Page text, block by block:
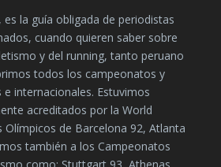
la guía obligada de periodistas
cuando quieren saber sobre
y del running, tanto peruano
todos los campeonatos y
internacionales. Estuvimos
acreditados por la World
Olímpicos de Barcelona 92, Atlanta
también a los Campeonatos